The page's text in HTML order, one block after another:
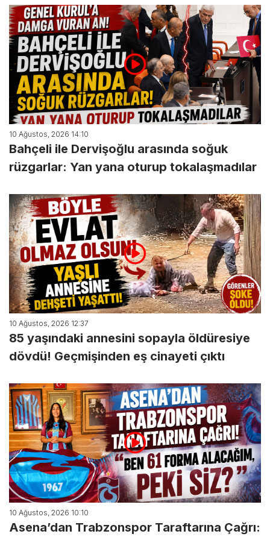
10 Ağustos, 2026 14:10
Bahçeli ile Dervişoğlu arasında soğuk
rüzgarlar: Yan yana oturup tokalaşmadılar
10 Ağustos, 2026 12:37
85 yaşındaki annesini sopayla öldüresiye
dövdü! Geçmişinden eş cinayeti çıktı
10 Ağustos, 2026 10:10
Asena’dan Trabzonspor Taraftarına Çağrı: